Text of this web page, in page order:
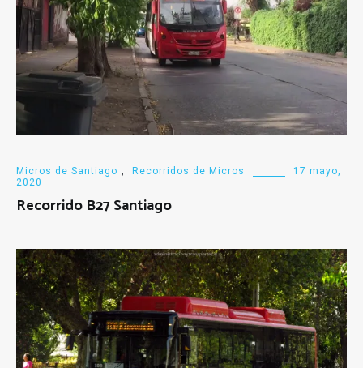
Micros de Santiago , Recorridos de Micros
17 mayo,
2020
Recorrido B27 Santiago